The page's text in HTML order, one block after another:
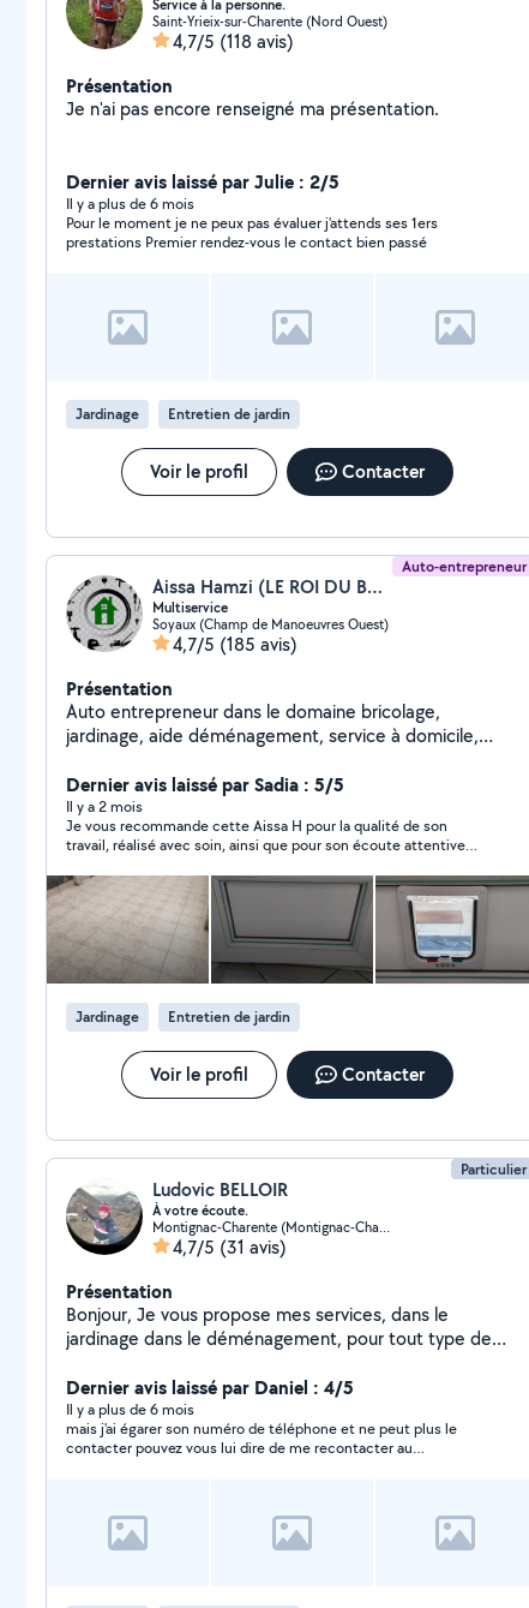
Service à la personne.
Saint-Yrieix-sur-Charente (Nord Ouest)
4,7/5 (118 avis)
Présentation
Je n'ai pas encore renseigné ma présentation.
Dernier avis laissé par Julie : 2/5
Il y a plus de 6 mois
Pour le moment je ne peux pas évaluer j'attends ses 1ers
prestations Premier rendez-vous le contact bien passé
Jardinage Entretien de jardin
Voir le profil Contacter
Auto-entrepreneur
Aissa Hamzi (LE ROI DU BRICOLAGE)
Multiservice
Soyaux (Champ de Manoeuvres Ouest)
4,7/5 (185 avis)
Présentation
Auto entrepreneur dans le domaine bricolage,
jardinage, aide déménagement, service à domicile,
travaux.(petits travaux de maçonnerie, terrassement,
Dernier avis laissé par Sadia : 5/5
Il y a 2 mois
Je vous recommande cette Aissa H pour la qualité de son
travail, réalisé avec soin, ainsi que pour son écoute attentive
Jardinage Entretien de jardin
Voir le profil Contacter
Particulier
Ludovic BELLOIR
À votre écoute.
Montignac-Charente (Montignac-Charente)
4,7/5 (31 avis)
Présentation
Bonjour, Je vous propose mes services, dans le
jardinage dans le déménagement, pour tout type de
souhaitant vous rendre service et en donnant le
Dernier avis laissé par Daniel : 4/5
Il y a plus de 6 mois
mais j'ai égarer son numéro de téléphone et ne peut plus le
contacter pouvez vous lui dire de me recontacter au